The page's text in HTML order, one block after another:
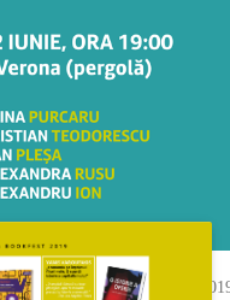
pește”
de devorat
Daykin.
Wed 05 Jun,